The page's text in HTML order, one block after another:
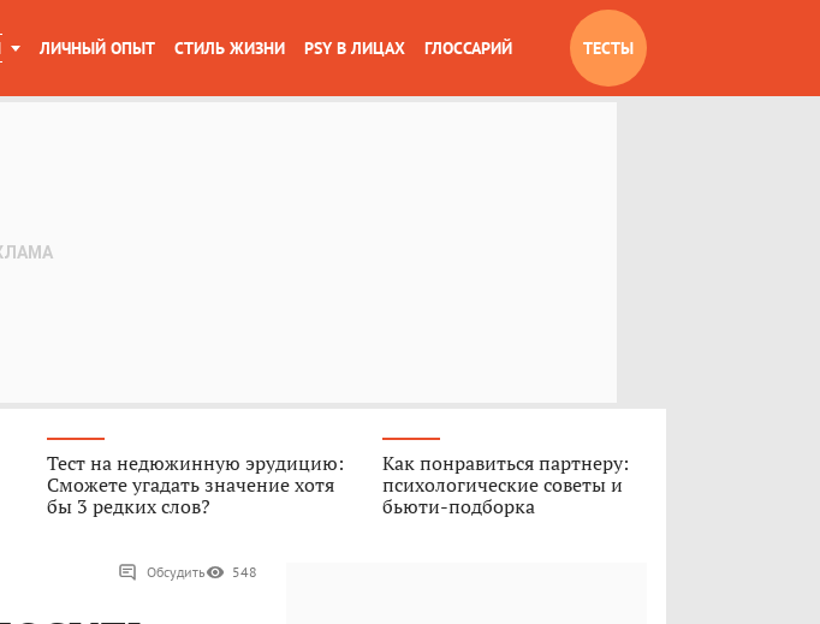
ЛИЧНЫЙ ОПЫТ СТИЛЬ ЖИЗНИ PSY В ЛИЦАХ ГЛОССАРИЙ ТЕСТЫ
Тест на недюжинную эрудицию:
Сможете угадать значение хотя
бы 3 редких слов?
Как понравиться партнеру:
психологические советы и
бьюти-подборка
Обсудить 548